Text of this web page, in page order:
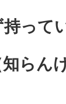
って
らん